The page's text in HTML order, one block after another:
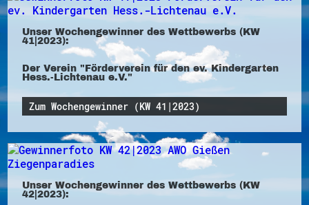
Unser Wochengewinner des Wettbewerbs (KW
41|2023):
Der Verein "Förderverein für den ev. Kindergarten
Hess.-Lichtenau e.V."
Zum Wochengewinner (KW 41|2023)
Unser Wochengewinner des Wettbewerbs (KW
42|2023):